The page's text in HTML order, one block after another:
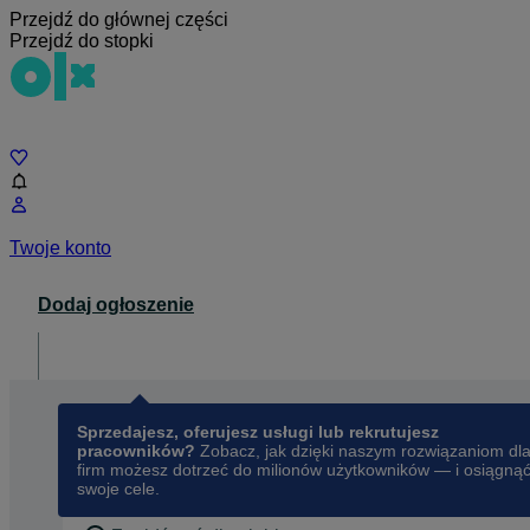
Przejdź do głównej części
Przejdź do stopki
Twoje konto
Dodaj ogłoszenie
Sprzedajesz, oferujesz usługi lub rekrutujesz
pracowników? Zobacz, jak dzięki naszym rozwiązaniom dla
firm możesz dotrzeć do milionów użytkowników — i osiągnąć
swoje cele.